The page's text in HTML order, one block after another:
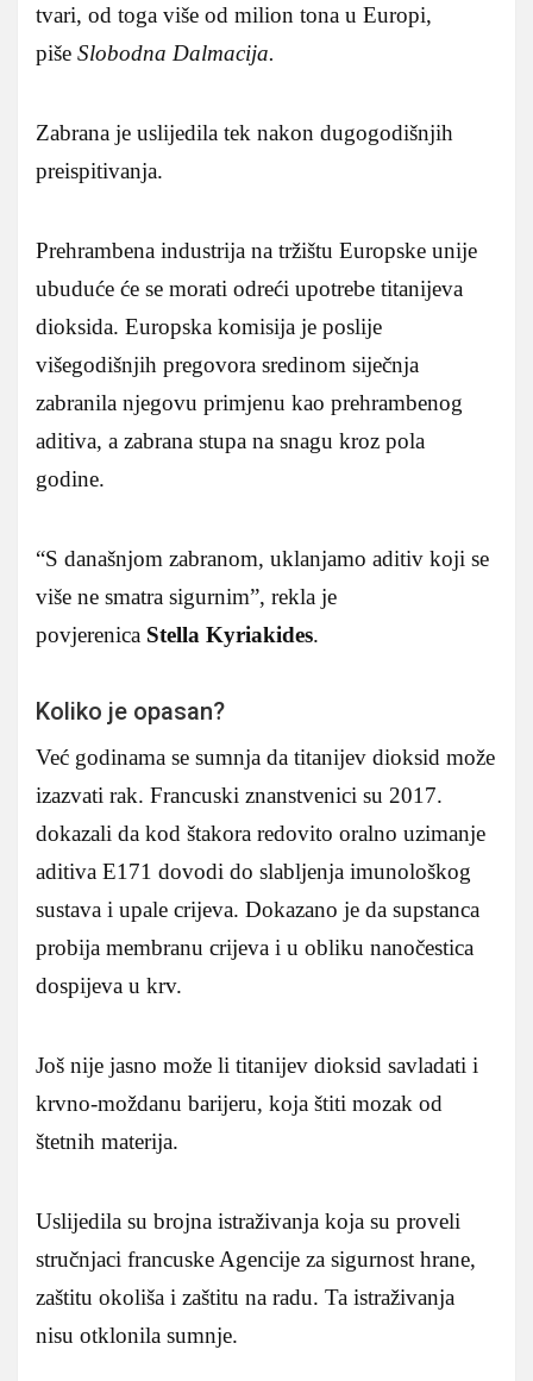
tvari, od toga više od milion tona u Europi,
piše Slobodna Dalmacija.
Zabrana je uslijedila tek nakon dugogodišnjih
preispitivanja.
Prehrambena industrija na tržištu Europske unije
ubuduće će se morati odreći upotrebe titanijeva
dioksida. Europska komisija je poslije
višegodišnjih pregovora sredinom siječnja
zabranila njegovu primjenu kao prehrambenog
aditiva, a zabrana stupa na snagu kroz pola
godine.
“S današnjom zabranom, uklanjamo aditiv koji se
više ne smatra sigurnim”, rekla je
povjerenica Stella Kyriakides.
Koliko je opasan?
Već godinama se sumnja da titanijev dioksid može
izazvati rak. Francuski znanstvenici su 2017.
dokazali da kod štakora redovito oralno uzimanje
aditiva E171 dovodi do slabljenja imunološkog
sustava i upale crijeva. Dokazano je da supstanca
probija membranu crijeva i u obliku nanočestica
dospijeva u krv.
Još nije jasno može li titanijev dioksid savladati i
krvno-moždanu barijeru, koja štiti mozak od
štetnih materija.
Uslijedila su brojna istraživanja koja su proveli
stručnjaci francuske Agencije za sigurnost hrane,
zaštitu okoliša i zaštitu na radu. Ta istraživanja
nisu otklonila sumnje.